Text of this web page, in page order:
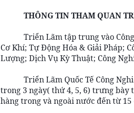
THÔNG TIN THAM QUAN
Triển Lãm tập trung vào
Cơ Khí; Tự Động Hóa & Giải Pháp;
Lượng; Dịch Vụ Kỳ Thuật; Công
Triển Lãm Quốc Tế Công
trong 3 ngày( thứ 4, 5, 6) trưng bày
hàng trong và ngoài nước đến từ